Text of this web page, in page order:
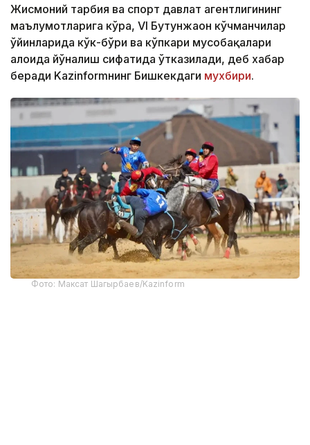
Жисмоний тарбия ва спорт давлат агентлигининг
маълумотларига кўра, VI Бутунжаҳон кўчманчилар
ўйинларида кўк-бўри ва кўпкари мусобақалари
алоҳида йўналиш сифатида ўтказилади, деб хабар
беради Kazinformнинг Бишкекдаги мухбири.
Фото: Максат Шагырбаев/Kazinform